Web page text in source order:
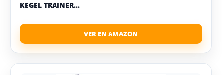
KEGEL TRAINER...